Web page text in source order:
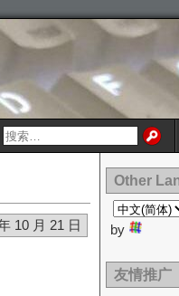
10 月 21 日
Other
by
友情推广